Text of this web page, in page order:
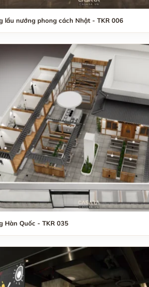
lẩu nướng phong cách Nhật - TKR 006
Hàn Quốc - TKR 035